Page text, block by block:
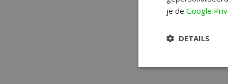
je de Google
DETAILS